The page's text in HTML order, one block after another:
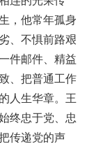
，他常年孤身
、不惧前路艰
件邮件、精益
、把普通工作
人生华章。王
终忠于党、忠
传递党的声